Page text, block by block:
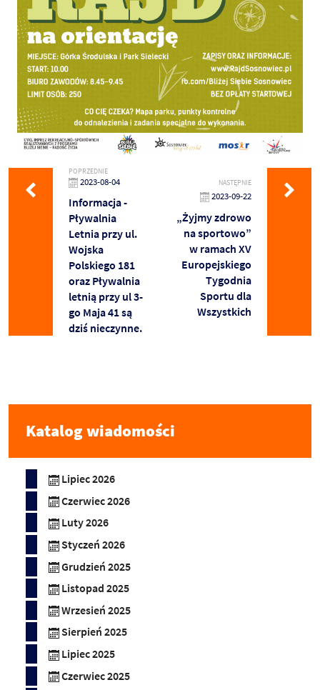
POPRZEDNIE
2023-08-04
Informacja -
Pływalnia
Letnia przy ul.
Wojska
Polskiego 181
oraz Pływalnia
letnią przy ul 3-
go Maja 41 są
dziś nieczynne.
NASTĘPNIE
2023-09-22
„Żyjmy zdrowo
na sportowo”
w ramach XV
Europejskiego
Tygodnia
Sportu dla
Wszystkich
Katalog wiadomości
Lipiec 2026
Czerwiec 2026
Luty 2026
Styczeń 2026
Grudzień 2025
Listopad 2025
Wrzesień 2025
Sierpień 2025
Lipiec 2025
Czerwiec 2025